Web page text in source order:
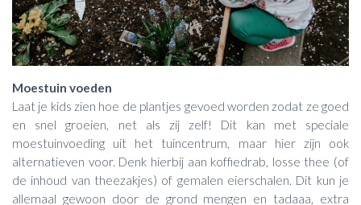
Moestuin voeden
Laat je kids zien hoe de plantjes gevoed worden zodat ze goed
en snel groeien, net als zij zelf! Dit kan met speciale
moestuinvoeding uit het tuincentrum, maar hier zijn ook
alternatieven voor. Denk hierbij aan koffiedrab, losse thee (of
de inhoud van theezakjes) of gemalen eierschalen. Dit kun je
allemaal gewoon door de grond mengen en tadaaa, extra